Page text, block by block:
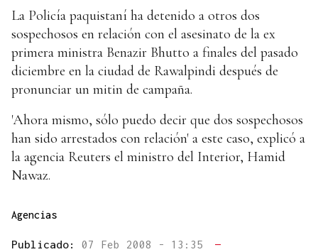
La Policía paquistaní ha detenido a otros dos
sospechosos en relación con el asesinato de la ex
primera ministra Benazir Bhutto a finales del pasado
diciembre en la ciudad de Rawalpindi después de
pronunciar un mitin de campaña.
'Ahora mismo, sólo puedo decir que dos sospechosos
han sido arrestados con relación' a este caso, explicó a
la agencia Reuters el ministro del Interior, Hamid
Nawaz.
Agencias
Publicado: 07 Feb 2008 - 13:35
—